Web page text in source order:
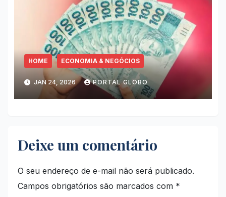
HOME ECONOMIA & NEGÓCIOS
JAN 24, 2026 PORTAL GLOBO
Deixe um comentário
O seu endereço de e-mail não será publicado.
Campos obrigatórios são marcados com *